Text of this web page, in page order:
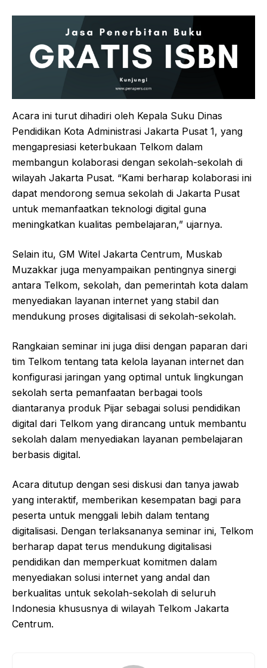
Acara ini turut dihadiri oleh Kepala Suku Dinas
Pendidikan Kota Administrasi Jakarta Pusat 1, yang
mengapresiasi keterbukaan Telkom dalam
membangun kolaborasi dengan sekolah-sekolah di
wilayah Jakarta Pusat. “Kami berharap kolaborasi ini
dapat mendorong semua sekolah di Jakarta Pusat
untuk memanfaatkan teknologi digital guna
meningkatkan kualitas pembelajaran,” ujarnya.
Selain itu, GM Witel Jakarta Centrum, Muskab
Muzakkar juga menyampaikan pentingnya sinergi
antara Telkom, sekolah, dan pemerintah kota dalam
menyediakan layanan internet yang stabil dan
mendukung proses digitalisasi di sekolah-sekolah.
Rangkaian seminar ini juga diisi dengan paparan dari
tim Telkom tentang tata kelola layanan internet dan
konfigurasi jaringan yang optimal untuk lingkungan
sekolah serta pemanfaatan berbagai tools
diantaranya produk Pijar sebagai solusi pendidikan
digital dari Telkom yang dirancang untuk membantu
sekolah dalam menyediakan layanan pembelajaran
berbasis digital.
Acara ditutup dengan sesi diskusi dan tanya jawab
yang interaktif, memberikan kesempatan bagi para
peserta untuk menggali lebih dalam tentang
digitalisasi. Dengan terlaksananya seminar ini, Telkom
berharap dapat terus mendukung digitalisasi
pendidikan dan memperkuat komitmen dalam
menyediakan solusi internet yang andal dan
berkualitas untuk sekolah-sekolah di seluruh
Indonesia khususnya di wilayah Telkom Jakarta
Centrum.